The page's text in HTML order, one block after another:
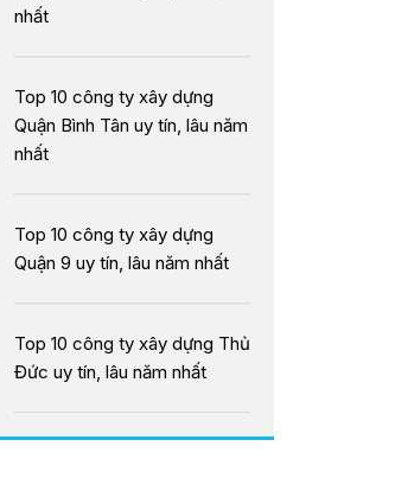
nhất
Top 10 công ty xây dựng
Quận Bình Tân uy tín, lâu năm
nhất
Top 10 công ty xây dựng
Quận 9 uy tín, lâu năm nhất
Top 10 công ty xây dựng Thủ
Đức uy tín, lâu năm nhất